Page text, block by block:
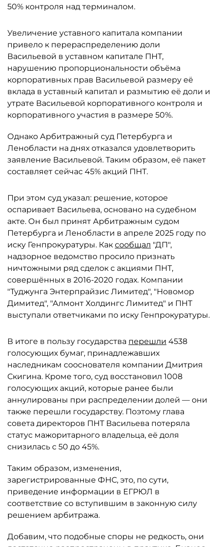
50% контроля над терминалом.
Увеличение уставного капитала компании
привело к перераспределению доли
Васильевой в уставном капитале ПНТ,
нарушению пропорциональности объёма
корпоративных прав Васильевой размеру её
вклада в уставный капитал и размытию её доли и
утрате Васильевой корпоративного контроля и
корпоративного участия в размере 50%.
Однако Арбитражный суд Петербурга и
Ленобласти на днях отказался удовлетворить
заявление Васильевой. Таким образом, её пакет
составляет сейчас 45% акций ПНТ.
При этом суд указал: решение, которое
оспаривает Васильева, основано на судебном
акте. Он был принят Арбитражным судом
Петербурга и Ленобласти в апреле 2025 году по
иску Генпрокуратуры. Как сообщал "ДП",
надзорное ведомство просило признать
ничтожными ряд сделок с акциями ПНТ,
совершённых в 2016-2020 годах. Компании
"Туджунга Энтерпрайзис Лимитед", "Новомор
Димитед", "Алмонт Холдингс Лимитед" и ПНТ
выступали ответчиками по иску Генпрокуратуры.
В итоге в пользу государства перешли 4538
голосующих бумаг, принадлежавших
наследникам сооснователя компании Дмитрия
Скигина. Кроме того, суд восстановил 1008
голосующих акций, которые ранее были
аннулированы при распределении долей — они
также перешли государству. Поэтому глава
совета директоров ПНТ Васильева потеряла
статус мажоритарного владельца, её доля
снизилась с 50 до 45%.
Таким образом, изменения,
зарегистрированные ФНС, это, по сути,
приведение информации в ЕГРЮЛ в
соответствие со вступившим в законную силу
решением арбитража.
Добавим, что подобные споры не редкость, они